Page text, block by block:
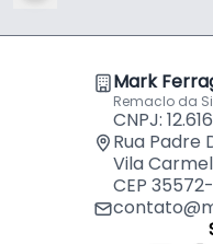
Mark
Remaclo da
CNPJ:
Rua Padre
Vila
CEP